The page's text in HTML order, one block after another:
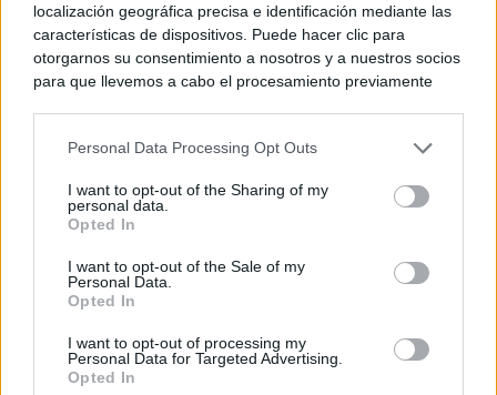
localización geográfica precisa e identificación mediante las
características de dispositivos. Puede hacer clic para
otorgarnos su consentimiento a nosotros y a nuestros socios
para que llevemos a cabo el procesamiento previamente
negar su consentimiento. Tenga en cuenta que algún
de su consentimiento, pero usted tiene el derecho de
rechazar tal procesamiento. Sus preferencias se aplicarán
cualquier momento entrando de nuevo en este sitio web o
visitando nuestra política de privacidad.
Personal Data Processing Opt Outs
I want to opt-out of the Sharing of my
personal data.
Opted In
I want to opt-out of the Sale of my
Personal Data.
Opted In
I want to opt-out of processing my
Personal Data for Targeted Advertising.
Opted In